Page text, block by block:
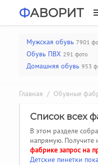
ФАВОРИТ
Мужская обувь 7901
Обувь ПВХ 291 фото
Домашняя обувь 953
Главная / Обувные
Список всех
В этом разделе
напрямую. Получите
фабрике запрос на
Детские пинетки